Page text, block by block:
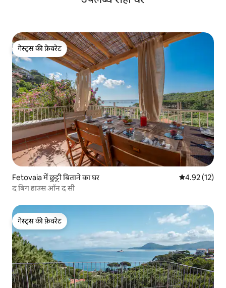
गेस्ट्स की फ़ेवरेट
गेस्ट्स की फ़ेवरेट
Fetovaia में छुट्टी बिताने का घर औसत रेटिंग 5 में
4.92 (12)
द बिग हाउस ऑन द सी
गेस्ट्स की फ़ेवरेट
गेस्ट्स की फ़ेवरेट